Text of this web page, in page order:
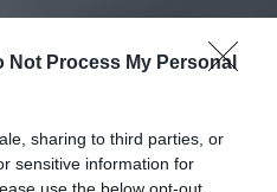
Not Process My Personal
sharing to third parties, or
sensitive information for